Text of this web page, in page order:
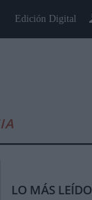
Edición Digital
LO MÁS LEÍDO